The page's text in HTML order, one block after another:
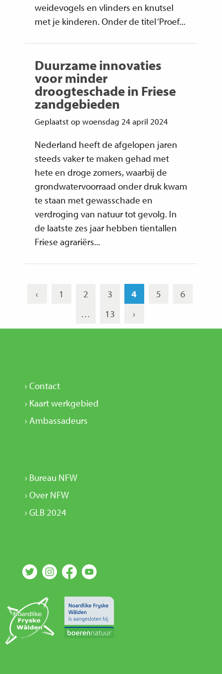
weidevogels en vlinders en knutsel
met je kinderen. Onder de titel ‘Proef...
Duurzame innovaties
voor minder
droogteschade in Friese
zandgebieden
Geplaatst op woensdag 24 april 2024
Nederland heeft de afgelopen jaren
steeds vaker te maken gehad met
hete en droge zomers, waarbij de
grondwatervoorraad onder druk kwam
te staan met gewasschade en
verdroging van natuur tot gevolg. In
de laatste zes jaar hebben tientallen
Friese agrariërs...
‹ 1 2 3 4 5
6
…
13 ›
› Contact
› Kaart werkgebied
› Ambassadeurs
› Bureau NFW
› Over NFW
› GLB 2024